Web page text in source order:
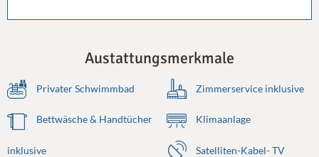
Austattungsmerkmale
Privater Schwimmbad Zimmerservice inklusive
Bettwäsche & Handtücher
inklusive
Klimaanlage
Satelliten-Kabel- TV